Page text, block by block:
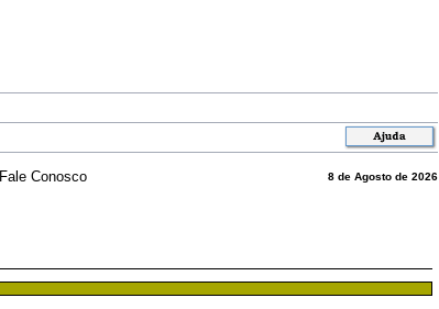
Fale Conosco 8 de Agosto de 2026